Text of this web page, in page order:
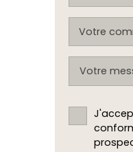
Votre
Votre